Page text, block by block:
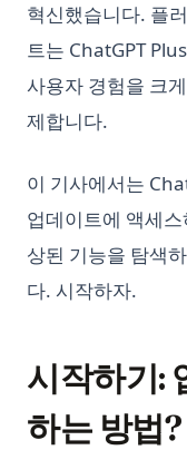
혁신했습니다. 플
트는 ChatGPT
사용자 경험을 크
제합니다.
이 기사에서는
업데이트에 액세
상된 기능을 탐색
다. 시작하자.
시작하기:
하는 방법?